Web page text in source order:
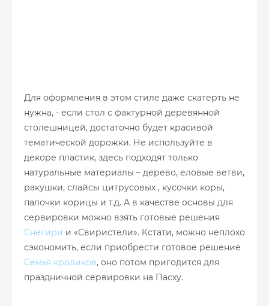
Для оформления в этом стиле даже скатерть не
нужна, - если стол с фактурной деревянной
столешницей, достаточно будет красивой
тематической дорожки. Не используйте в
декоре пластик, здесь подходят только
натуральные материалы – дерево, еловые ветви,
ракушки, слайсы цитрусовых , кусочки коры,
палочки корицы и т.д. А в качестве основы для
сервировки можно взять готовые решения
Снегири и «Свиристели». Кстати, можно неплохо
сэкономить, если приобрести готовое решение
Семья кроликов, оно потом пригодится для
праздничной сервировки на Пасху.